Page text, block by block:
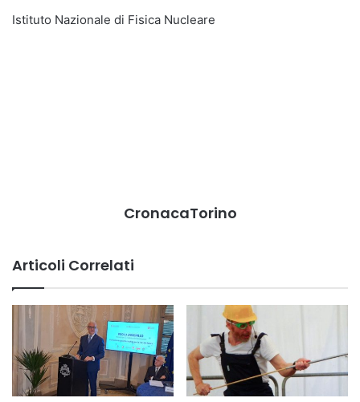
Istituto Nazionale di Fisica Nucleare
CronacaTorino
Articoli Correlati